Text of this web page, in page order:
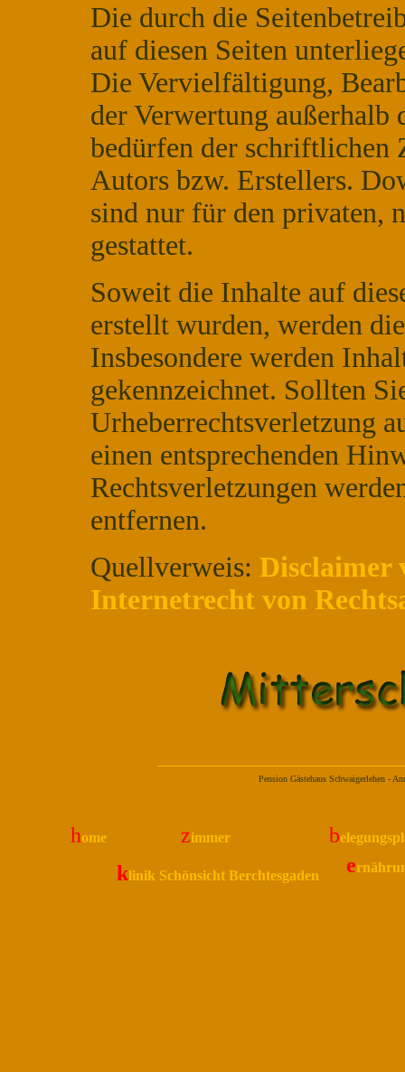
Die durch die
auf diesen Seiten
Die Vervielfältigung,
der Verwertung außerhalb
bedürfen der schriftlichen
Autors bzw. Erstellers.
sind nur für den privaten,
gestattet.
Soweit die Inhalte auf
erstellt wurden, werden
Insbesondere werden
gekennzeichnet. Sollten
Urheberrechtsverletzung
einen entsprechenden
Rechtsverletzungen
entfernen.
Quellverweis: Disclaimer
Internetrecht von
Pension Gästehaus Schwaigerlehen -
home zimmer b
klinik Schönsicht Berchtesgaden e